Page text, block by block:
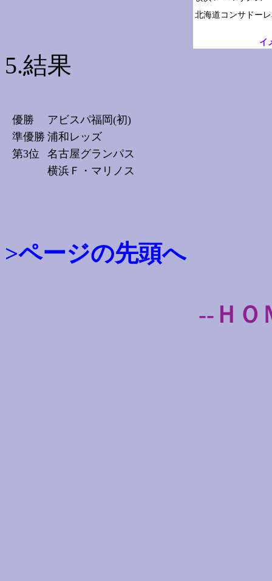
イ
5.結果
優勝
アビスパ福岡(初)
準優勝 浦和レッズ
第3位
名古屋グランパス
横浜Ｆ・マリノス
>ページの先頭へ
--ＨＯ